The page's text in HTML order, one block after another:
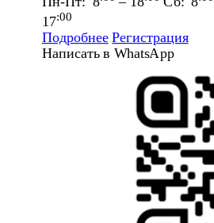
17:00
Подробнее Регистрация
Написать в WhatsApp